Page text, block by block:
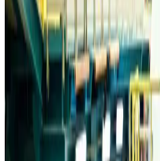
Airports and Infrastructure about 22 hours
Drone carrying explosive disrupts German
Aviation about 22 hours ago
Wizz Air warns of weaker second-quarter
Aviation about 22 hours ago
Da Nang tourism surge boosts Central
about 22 hours ago